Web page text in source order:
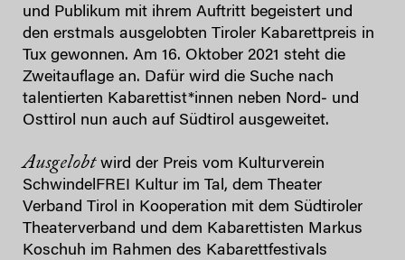
und Publikum mit ihrem Auftritt begeistert und
den erstmals ausgelobten Tiroler Kabarettpreis in
Tux gewonnen. Am 16. Oktober 2021 steht die
Zweitauflage an. Dafür wird die Suche nach
talentierten Kabarettist*innen neben Nord‐ und
Osttirol nun auch auf Südtirol ausgeweitet.
Ausgelobtwird der Preis vom Kulturverein
SchwindelFREI Kultur im Tal, dem Theater
Verband Tirol in Kooperation mit dem Südtiroler
Theaterverband und dem Kabarettisten Markus
Koschuh im Rahmen des Kabarettfestivals